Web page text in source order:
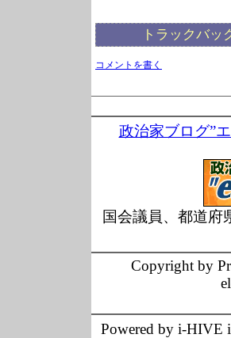
トラックバッ
コメントを書く
政治家ブログ”
国会議員、都道府
Copyright by
Powered by i-